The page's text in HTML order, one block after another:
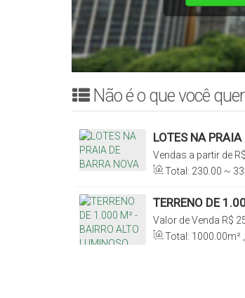
Não é o que você
LOTES NA
R$
Vendas a partir de
Cascavel, Ceará,
Total: 230 .00 ~
TERRENO DE
R$
Valor de Venda
Ceará, Brasil
Total: 1000 .00m²